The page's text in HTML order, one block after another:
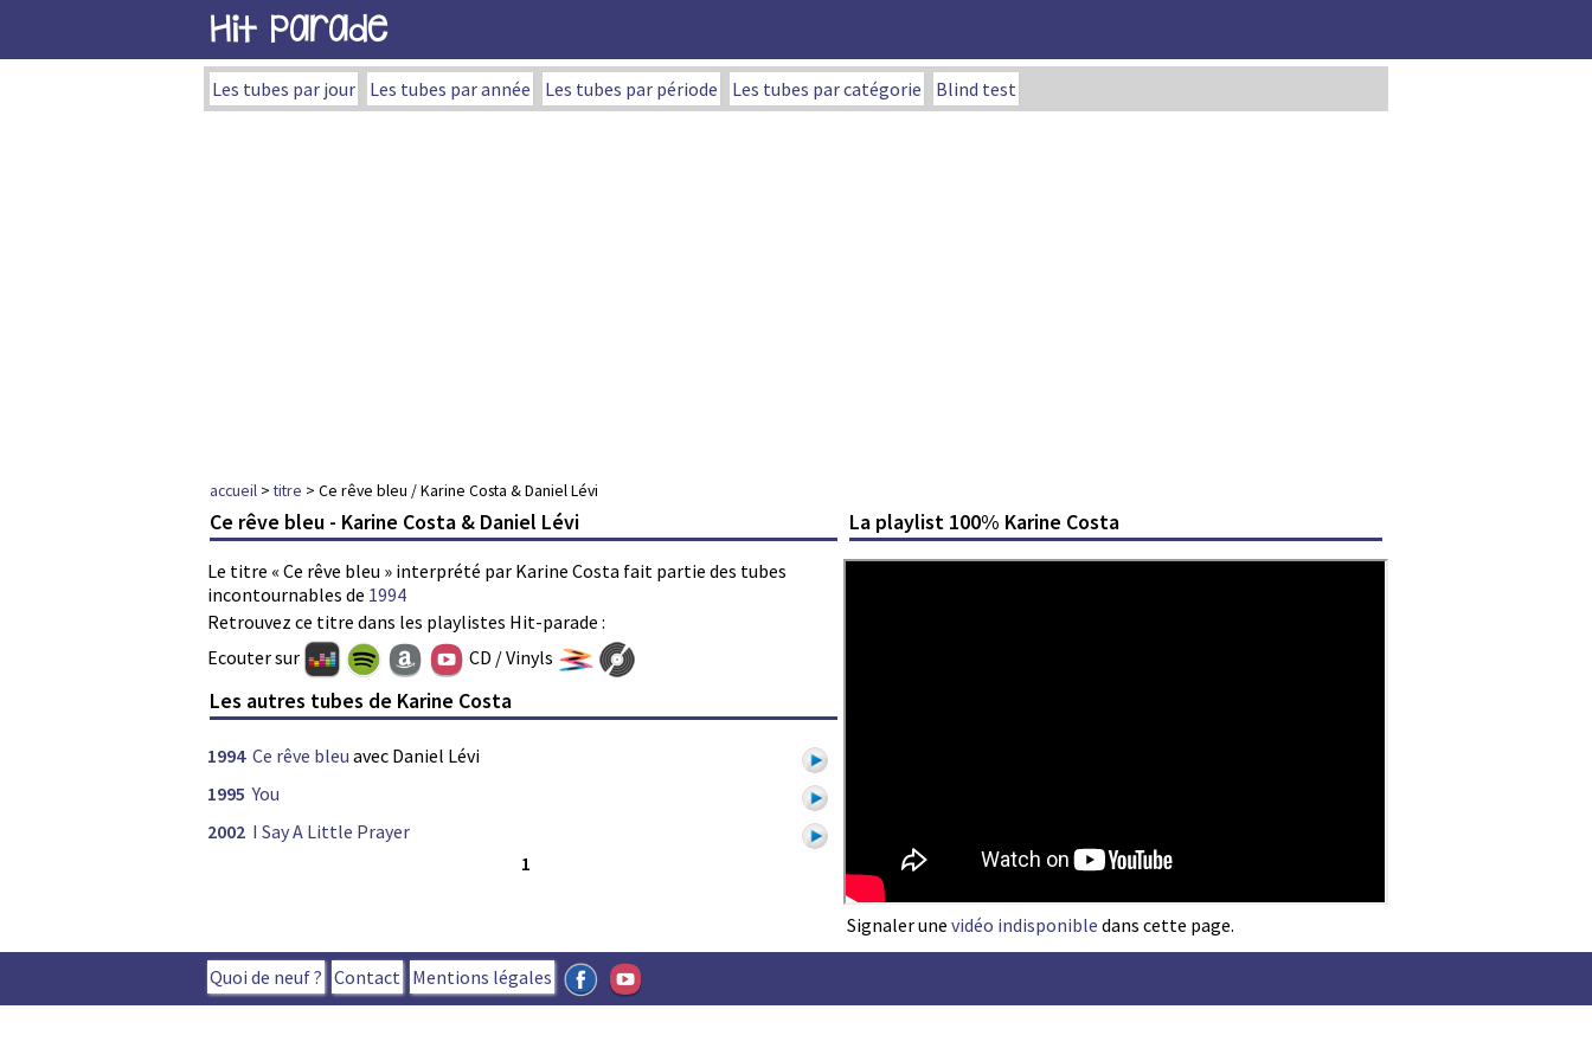
Hit Parade
Les tubes par jour Les tubes par année Les tubes par période Les tubes par catégorie Blind test
accueil >titre > Ce rêve bleu / Karine Costa & Daniel Lévi
Ce rêve bleu - Karine Costa & Daniel Lévi
Le titre « Ce rêve bleu » interprété par Karine Costa fait partie des tubes
incontournables de 1994
Retrouvez ce titre dans les playlistes Hit-parade :
La playlist 100% Karine Costa
Signaler une vidéo indisponible dans cette page.
Ecouter sur CD / Vinyls
Les autres tubes de Karine Costa
1994 Ce rêve bleu avec Daniel Lévi
1995 You
2002 I Say A Little Prayer
1
Quoi de neuf ? Contact Mentions légales